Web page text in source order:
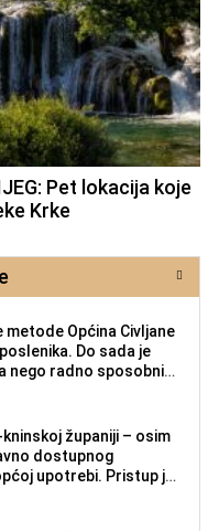
Pet lokacija koje
Krke
Općina Civljane
Do sada je
nego radno sposobnih
županiji – osim
dostupnog
upotrebi. Pristup je